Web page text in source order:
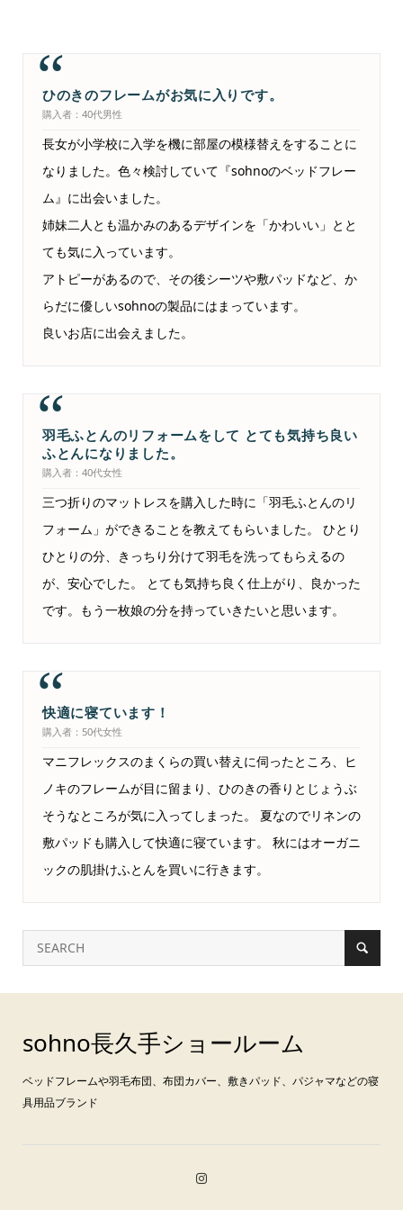
ひのきのフレームがお気に入りです。
購入者：40代男性
長女が小学校に入学を機に部屋の模様替えをすることに
なりました。色々検討していて『sohnoのベッドフレー
ム』に出会いました。
姉妹二人とも温かみのあるデザインを「かわいい」とと
ても気に入っています。
アトピーがあるので、その後シーツや敷パッドなど、か
らだに優しいsohnoの製品にはまっています。
良いお店に出会えました。
羽毛ふとんのリフォームをして とても気持ち良い
ふとんになりました。
購入者：40代女性
三つ折りのマットレスを購入した時に「羽毛ふとんのリ
フォーム」ができることを教えてもらいました。 ひとり
ひとりの分、きっちり分けて羽毛を洗ってもらえるの
が、安心でした。 とても気持ち良く仕上がり、良かった
です。もう一枚娘の分を持っていきたいと思います。
快適に寝ています！
購入者：50代女性
マニフレックスのまくらの買い替えに伺ったところ、ヒ
ノキのフレームが目に留まり、ひのきの香りとじょうぶ
そうなところが気に入ってしまった。 夏なのでリネンの
敷パッドも購入して快適に寝ています。 秋にはオーガニ
ックの肌掛けふとんを買いに行きます。
sohno長久手ショールーム
ベッドフレームや羽毛布団、布団カバー、敷きパッド、パジャマなどの寝
具用品ブランド